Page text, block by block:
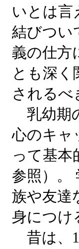
いとは言
結びつい
義の仕方
とも深
される
乳幼期
心のキャ
って基本
参照）。
族や友達
身につけ
昔は、